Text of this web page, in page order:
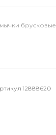
брусковые
12888620